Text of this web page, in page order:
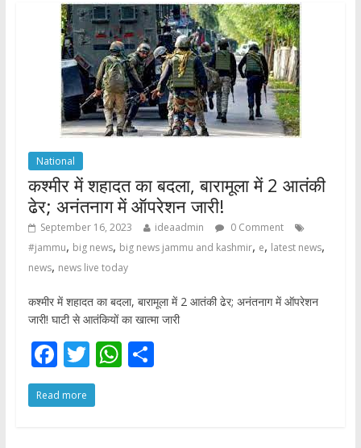
o
o
k
A
p
p
National
कश्मीर में शहादत का बदला, बारामूला में 2 आतंकी
ढेर; अनंतनाग में ऑपरेशन जारी!
September 16, 2023 ideaadmin
0 Comment
#jammu, big news, big news jammu and kashmir, e, latest news,
news, news live today
कश्मीर में शहादत का बदला, बारामूला में 2 आतंकी ढेर; अनंतनाग में ऑपरेशन
जारी! घाटी से आतंकियों का खात्मा जारी
F
ac
e
T
w
itt
W S
Read more